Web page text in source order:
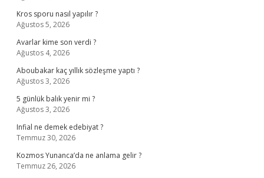
Kros sporu nasıl yapılır ?
Ağustos 5, 2026
Avarlar kime son verdi ?
Ağustos 4, 2026
Aboubakar kaç yıllık sözleşme yaptı ?
Ağustos 3, 2026
5 günlük balık yenir mi ?
Ağustos 3, 2026
Infial ne demek edebiyat ?
Temmuz 30, 2026
Kozmos Yunanca’da ne anlama gelir ?
Temmuz 26, 2026